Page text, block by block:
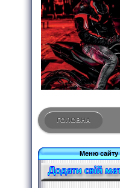
ГОЛОВНА
Меню сайту